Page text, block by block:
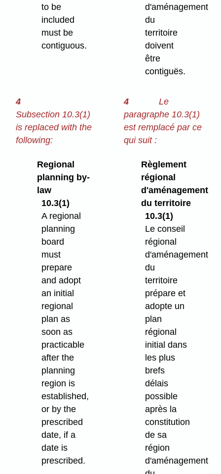
to be
included
must be
contiguous.
d'aménagement
du
territoire
doivent
être
contiguës.
4
Subsection 10.3(1)
is replaced with the
following:
4
Le
paragraphe 10.3(1)
est remplacé par ce
qui suit :
Regional
planning by-
law
10.3(1)
A regional
planning
board
must
prepare
and adopt
an initial
regional
plan as
soon as
practicable
after the
planning
region is
established,
or by the
prescribed
date, if a
date is
prescribed.
Règlement
régional
d'aménagement
du territoire
10.3(1)
Le conseil
régional
d'aménagement
du
territoire
prépare et
adopte un
plan
régional
initial dans
les plus
brefs
délais
possible
après la
constitution
de sa
région
d'aménagement